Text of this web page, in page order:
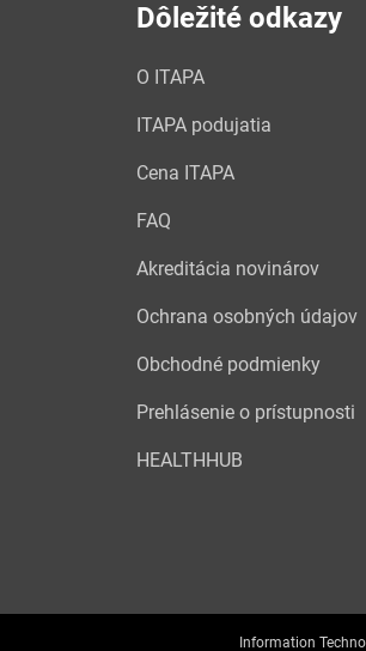
Dôležité odkazy
O ITAPA
ITAPA podujatia
Cena ITAPA
FAQ
Akreditácia novinárov
Ochrana osobných údajov
Obchodné podmienky
Prehlásenie o prístupnosti
HEALTHHUB
Information